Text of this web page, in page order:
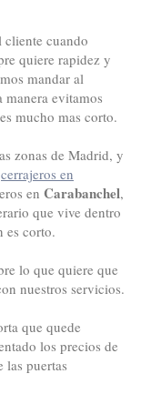
cliente cuando
quiere rapidez y
mandar al
manera evitamos
mucho mas corto.
zonas de Madrid, y
cerrajeros en
en Carabanchel,
que vive dentro
es corto.
lo que quiere que
nuestros servicios.
que quede
los precios de
las puertas